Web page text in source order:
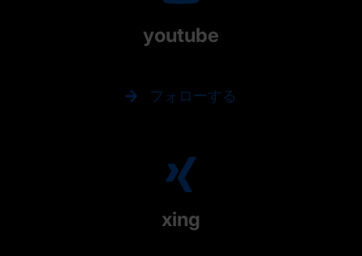
youtube
フォローする
xing